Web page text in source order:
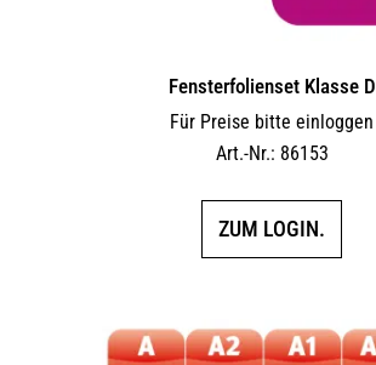
Fensterfolienset Klasse D
Für Preise bitte einloggen
Art.-Nr.: 86153
ZUM LOGIN.